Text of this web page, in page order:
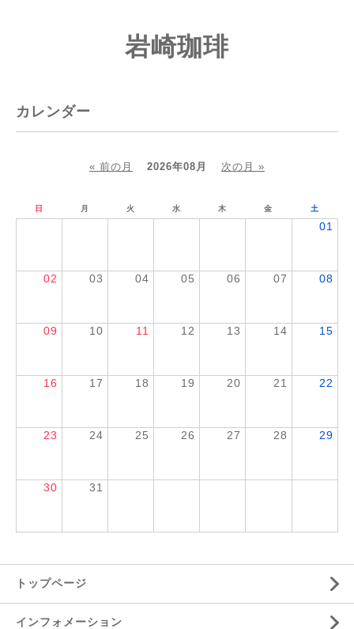
岩崎珈琲
カレンダー
« 前の月 2026年08月 次の月 »
日 月 火 水 木 金 土
01
02 03 04 05 06 07 08
09 10 11 12 13 14 15
16 17 18 19 20 21 22
23 24 25 26 27 28 29
30 31
トップページ
インフォメーション